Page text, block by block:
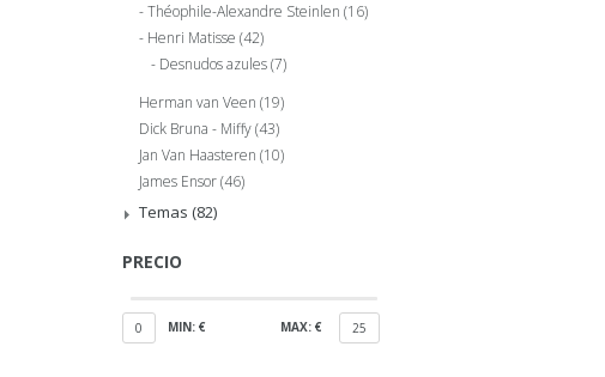
Théophile-Alexandre Steinlen (16)
Henri Matisse (42)
Desnudos azules(7)
Herman van Veen (19)
Dick Bruna - Miffy(43)
Jan Van Haasteren (10)
James Ensor(46)
Temas (82)
PRECIO
0 MIN: € MAX: € 25